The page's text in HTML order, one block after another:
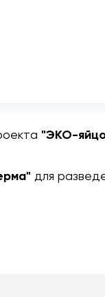
"ЭКО-
для